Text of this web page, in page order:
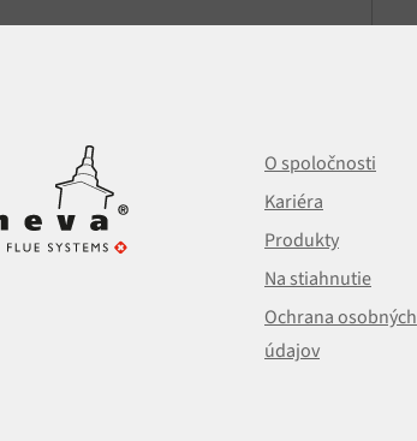
O spoločnosti
Kariéra
Produkty
Na stiahnutie
Ochrana osobných
údajov